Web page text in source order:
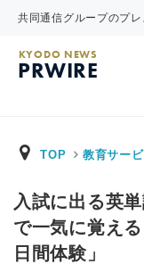
共同通信グループのプ
KYODO NEWS
PRWIRE
TOP 教育サー
入試に出る英
で一気に覚え
日間体験」